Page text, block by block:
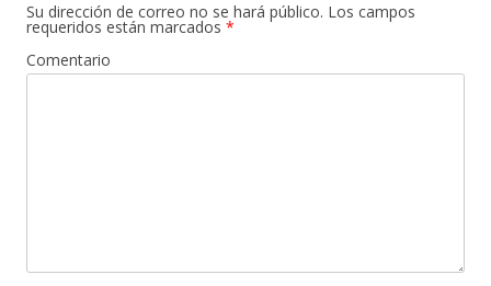
Su dirección de correo no se hará público. Los campos
requeridos están marcados *
Comentario